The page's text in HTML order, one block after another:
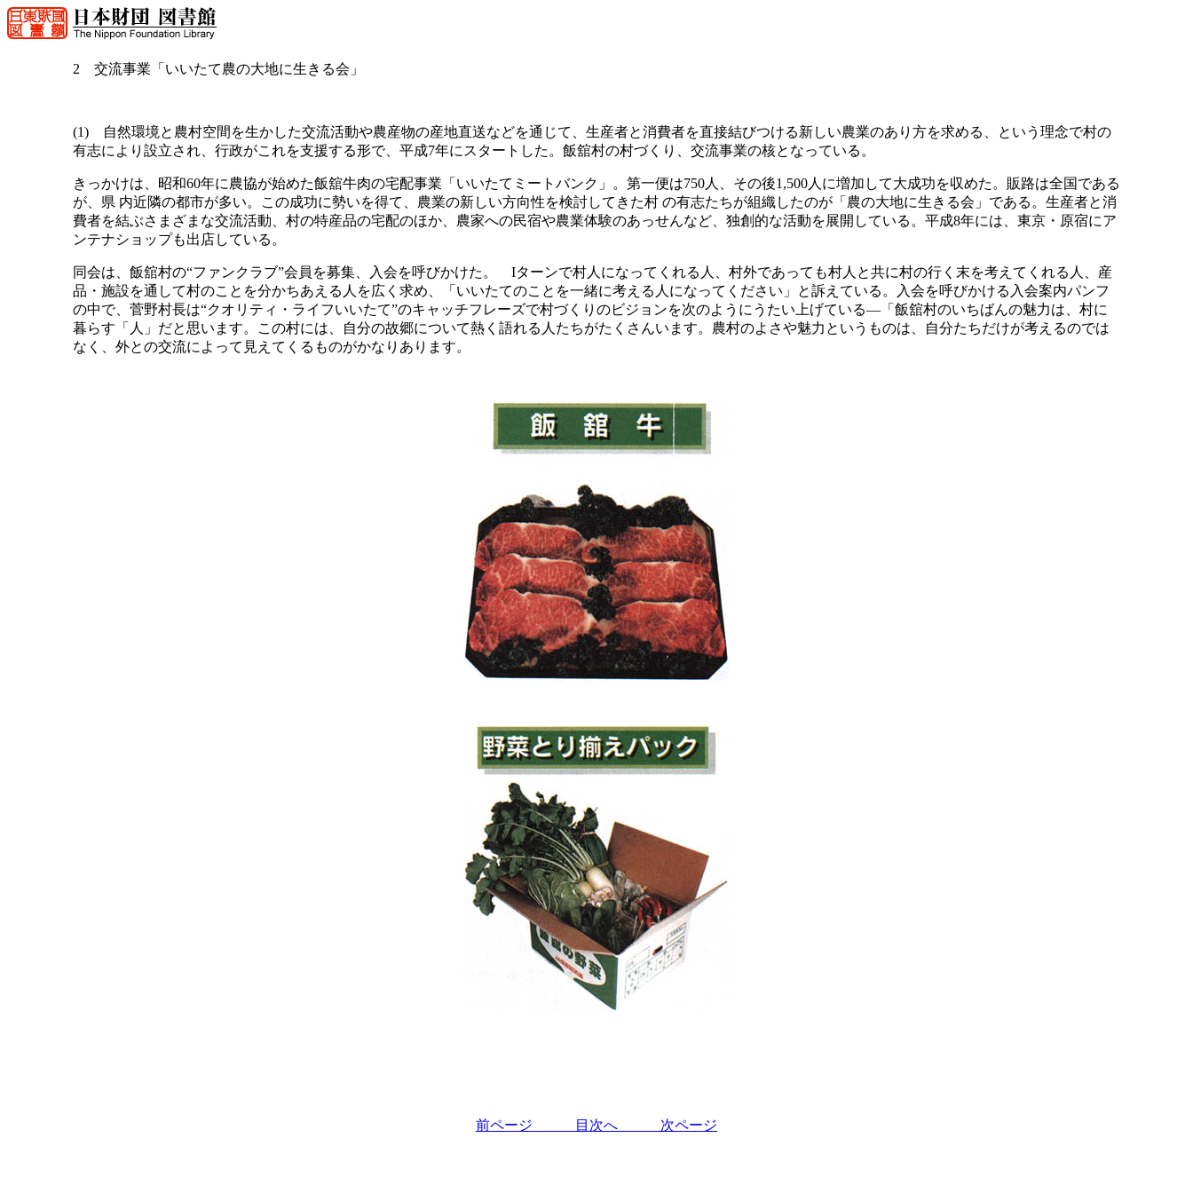
2 交流事業「いいたて農の大地に生きる会」
(1) 自然環境と農村空間を生かした交流活動や農産物の産地直送などを通じて、生産者と消費者を直接結びつける新しい農業のあり方を求める、という理念で村の
有志により設立され、行政がこれを支援する形で、平成7年にスタートした。飯舘村の村づくり、交流事業の核となっている。
きっかけは、昭和60年に農協が始めた飯舘牛肉の宅配事業「いいたてミートバンク」。第一便は750人、その後1,500人に増加して大成功を収めた。販路は全国である
が、県 内近隣の都市が多い。この成功に勢いを得て、農業の新しい方向性を検討してきた村 の有志たちが組織したのが「農の大地に生きる会」である。生産者と消
費者を結ぶさまざまな交流活動、村の特産品の宅配のほか、農家への民宿や農業体験のあっせんなど、独創的な活動を展開している。平成8年には、東京・原宿にア
ンテナショップも出店している。
同会は、飯舘村の“ファンクラブ”会員を募集、入会を呼びかけた。 Iターンで村人になってくれる人、村外であっても村人と共に村の行く末を考えてくれる人、産
品・施設を通して村のことを分かちあえる人を広く求め、「いいたてのことを一緒に考える人になってください」と訴えている。入会を呼びかける入会案内パンフ
の中で、菅野村長は“クオリティ・ライフいいたて”のキャッチフレーズで村づくりのビジョンを次のようにうたい上げている―「飯舘村のいちばんの魅力は、村に
暮らす「人」だと思います。この村には、自分の故郷について熱く語れる人たちがたくさんいます。農村のよさや魅力というものは、自分たちだけが考えるのでは
なく、外との交流によって見えてくるものがかなりあります。
前ページ 目次へ 次ページ